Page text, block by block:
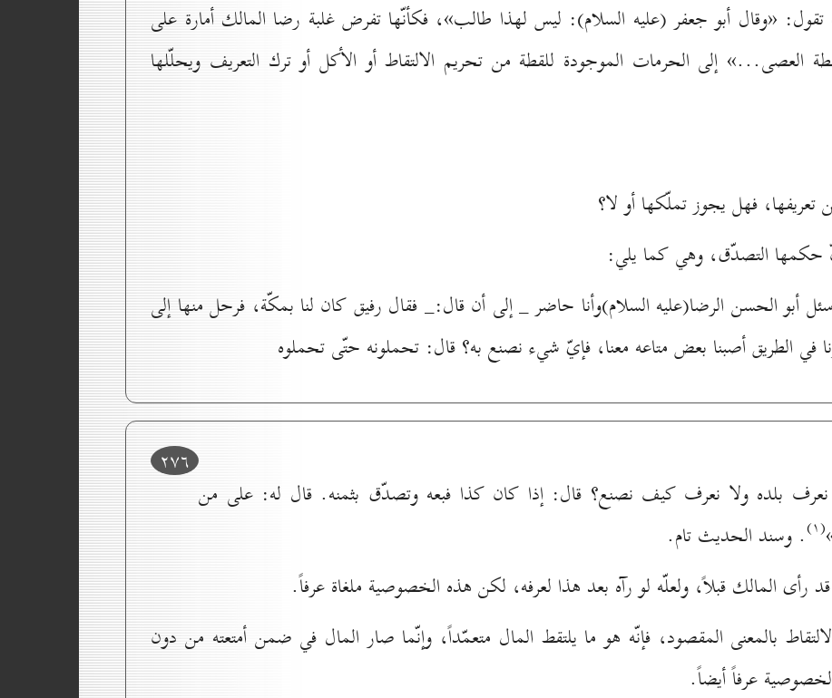
«وقال أبو جعفر (علیه السلام): ليس لهذا طالب»، فكأنّها تفرض غلبة رضا المالك أمارة على
العصى...» إلى الحرمات الموجودة للقطة من تحريم الالتقاط أو الأكل أو ترك التعريف ويحلّلها
تعريفها، فهل يجوز تملّكها أو لا؟
حكمها التصدّق، وهي كما يلي:
أبو الحسن الرضا(علیه السلام)وأنا حاضر _ إلى أن قال:_ فقال رفيق كان لنا بمكّة، فرحل منها إلى
في الطريق أصبنا بعض متاعه معنا، فإيّ شيء نصنع به؟ قال: تحملونه حتّى تحملوه
۲۷٦
نعرف بلده ولا نعرف كيف نصنع؟ قال: إذا كان كذا فبعه وتصدّق بثمنه. قال له: على من
(۱)
. وسند الحديث تام.
المالك قبلاً، ولعلّه لو رآه بعد هذا لعرفه، لكن هذه الخصوصية ملغاة عرفاً.
بالمعنى المقصود، فإنّه هو ما يلتقط المال متعمّداً، وإنّما صار المال في ضمن أمتعته من دون
عرفاً أيضاً.